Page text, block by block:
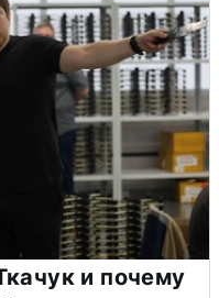
и почему